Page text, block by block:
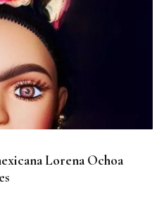
Lorena Ochoa